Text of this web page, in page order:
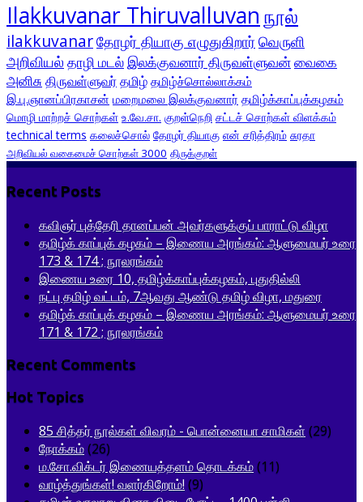
Ilakkuvanar Thiruvalluvan நூல்
ilakkuvanarதோழர் தியாகு எழுதுகிறார்வெருளி
அறிவியல் தாழி மடல்இலக்குவனார் திருவள்ளுவன்வைகை
அனிசு திருவள்ளுவர்தமிழ் தமிழ்ச்சொல்லாக்கம்
இ.பு.ஞானப்பிரகாசன் மறைமலை இலக்குவனார் தமிழ்க்காப்புக்கழகம்
மொழி மாற்றச் சொற்கள் உ.வே.சா. குறள்நெறி சட்டச் சொற்கள் விளக்கம்
technical terms கலைச்சொல் தோழர் தியாகு என் சரித்திரம் சுரதா
அறிவியல் வகைமைச் சொற்கள் 3000 திருக்குறள்
Recent Posts
கவிஞர் புத்தேரி தானப்பன் அவர்களுக்குப் பாராட்டு விழா
தமிழ்க் காப்புக் கழகம் – இணைய அரங்கம்: ஆளுமையர் உரை
173 & 174 ; நூலரங்கம்
இணைய உரை 10, தமிழ்க்காப்புக்கழகம், புதுதில்லி
நட்பு தமிழ் வட்டம், 7ஆவது ஆண்டு தமிழ் விழா, மதுரை
தமிழ்க் காப்புக் கழகம் – இணைய அரங்கம்: ஆளுமையர் உரை
171 & 172 ; நூலரங்கம்
Recent Comments
Hot Topics
85 சித்தர் நூல்கள் விவரம் - பொன்னையா சாமிகள் (29)
நோக்கம்(26)
ம.சோ.விக்டர் இணையத்தளம் தொடக்கம்(11)
வாழ்த்துங்கள்! வளர்கிறோம்! (9)